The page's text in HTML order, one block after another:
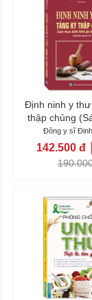
Định ninh y
thập chủng
định
Đông y sĩ Đinh
142.500 đ